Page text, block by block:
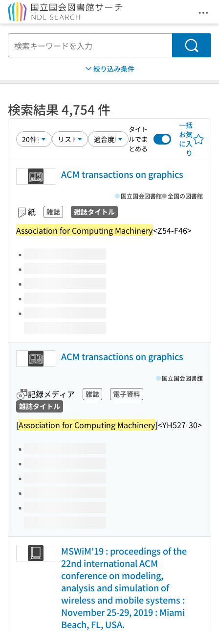
メ
検索
絞り込み条件
検索結果 4,754 件
タイト
ルでま
とめる
一括
お気
に入
り
ACM transactions on graphics
紙 雑誌 雑誌タイトル
Association for Computing Machinery<Z54-F46>
国立国会図書館 全国の図書館
このタイトルの巻号
ACM transactions on graphics
記録メディア 雑誌
電子資料
雑誌タイトル
[Association for Computing Machinery]<YH527-30>
国立国会図書館
このタイトルの巻号
MSWiM'19 : proceedings of the
22nd international ACM
conference on modeling,
analysis and simulation of
wireless and mobile systems :
November 25-29, 2019 : Miami
Beach, FL, USA.